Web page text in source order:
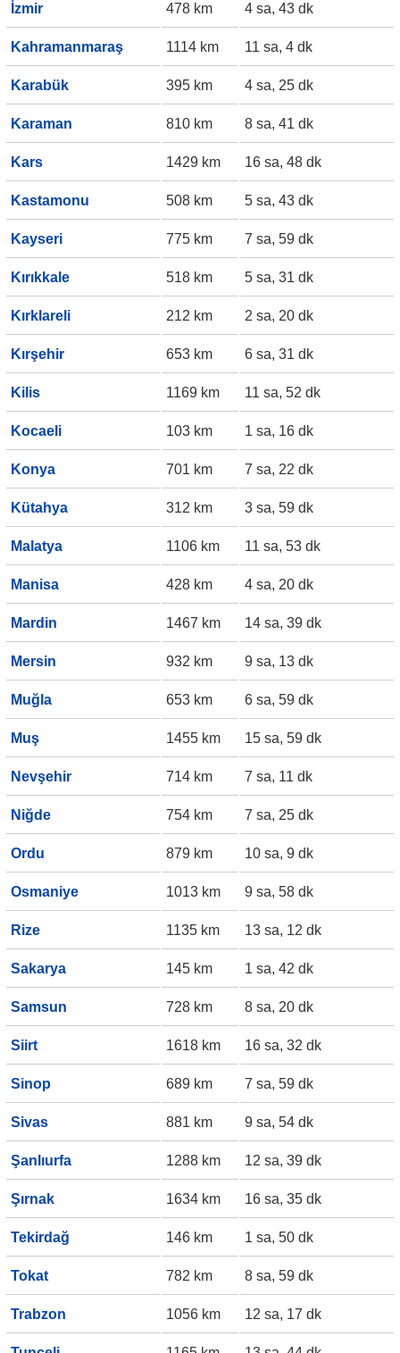
İzmir 478 km 4 sa, 43 dk
Kahramanmaraş 1114 km 11 sa, 4 dk
Karabük 395 km 4 sa, 25 dk
Karaman 810 km 8 sa, 41 dk
Kars 1429 km 16 sa, 48 dk
Kastamonu 508 km 5 sa, 43 dk
Kayseri 775 km 7 sa, 59 dk
Kırıkkale 518 km 5 sa, 31 dk
Kırklareli 212 km 2 sa, 20 dk
Kırşehir 653 km 6 sa, 31 dk
Kilis 1169 km 11 sa, 52 dk
Kocaeli 103 km 1 sa, 16 dk
Konya 701 km 7 sa, 22 dk
Kütahya 312 km 3 sa, 59 dk
Malatya 1106 km 11 sa, 53 dk
Manisa 428 km 4 sa, 20 dk
Mardin 1467 km 14 sa, 39 dk
Mersin 932 km 9 sa, 13 dk
Muğla 653 km 6 sa, 59 dk
Muş 1455 km 15 sa, 59 dk
Nevşehir 714 km 7 sa, 11 dk
Niğde 754 km 7 sa, 25 dk
Ordu 879 km 10 sa, 9 dk
Osmaniye 1013 km 9 sa, 58 dk
Rize 1135 km 13 sa, 12 dk
Sakarya 145 km 1 sa, 42 dk
Samsun 728 km 8 sa, 20 dk
Siirt 1618 km 16 sa, 32 dk
Sinop 689 km 7 sa, 59 dk
Sivas 881 km 9 sa, 54 dk
Şanlıurfa 1288 km 12 sa, 39 dk
Şırnak 1634 km 16 sa, 35 dk
Tekirdağ 146 km 1 sa, 50 dk
Tokat 782 km 8 sa, 59 dk
Trabzon 1056 km 12 sa, 17 dk